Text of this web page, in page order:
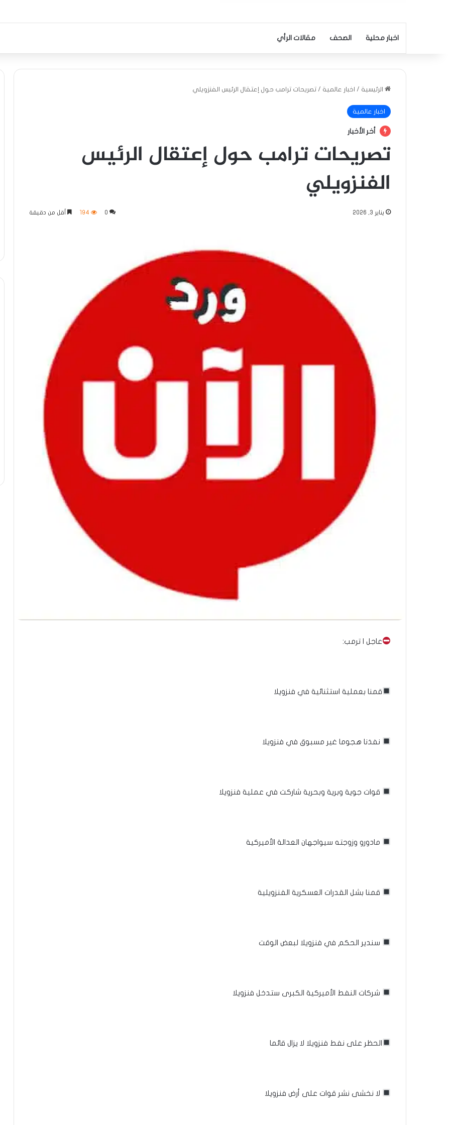
اخبار محلية الصحف مقالات الرأي
الرئيسية / اخبار عالمية / تصريحات ترامب حول إعتقال الرئيس الفنزويلي
اخبار عالمية
أخر الأخبار
تصريحات ترامب حول إعتقال الرئيس
الفنزويلي
يناير 3, 2026 0
194 أقل من دقيقة
عاجل | ترمب:
قمنا بعملية استثنائية في فنزويلا
نفذنا هجوما غير مسبوق في فنزويلا
قوات جوية وبرية وبحرية شاركت في عملية فنزويلا
مادورو وزوجته سيواجهان العدالة الأميركية
قمنا بشل القدرات العسكرية الفنزويلية
سندير الحكم في فنزويلا لبعض الوقت
شركات النفط الأميركية الكبرى ستدخل فنزويلا
الحظر على نفط فنزويلا لا يزال قائما
لا نخشى نشر قوات على أرض فنزويلا